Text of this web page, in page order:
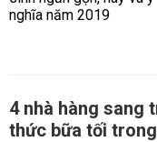
4 nhà hàng sang
thức bữa tối